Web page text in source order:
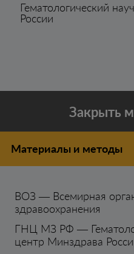
Гематологический
России
Закрыть
Материалы и методы
ВОЗ — Всемирная
здравоохранения
ГНЦ МЗ РФ —
центр Минздрава